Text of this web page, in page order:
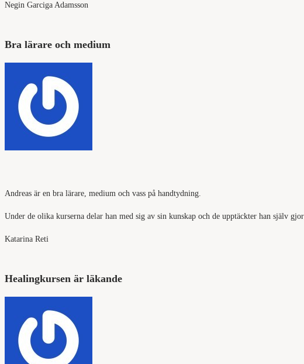
Negin Garciga Adamsson
Bra lärare och medium
Andreas är en bra lärare, medium och vass på handtydning.
Under de olika kurserna delar han med sig av sin kunskap och de upptäckter han själv
Katarina Reti
Healingkursen är läkande